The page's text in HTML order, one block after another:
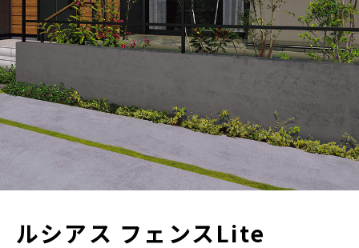
ルシアス フェンスLite